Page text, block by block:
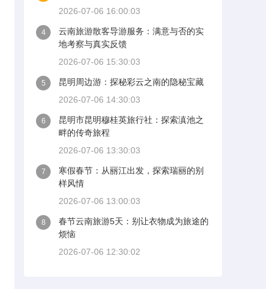
2026-07-06 16:00:03
4
云南旅游散客导游服务：满意与否的实
地考察与真实反馈
2026-07-06 15:30:03
5
昆明周边游：探秘彩云之南的隐秘宝藏
2026-07-06 14:30:03
6
昆明市昆明穆桂英旅行社：探索滇池之
畔的传奇旅程
2026-07-06 13:30:03
7
寒假春节：从丽江出发，探索瑞丽的别
样风情
2026-07-06 13:00:03
8
春节云南旅游5天：别让衣物成为旅途的
烦恼
2026-07-06 12:30:02